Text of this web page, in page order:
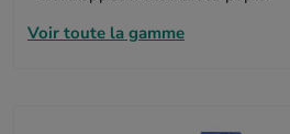
Voir toute la gamme